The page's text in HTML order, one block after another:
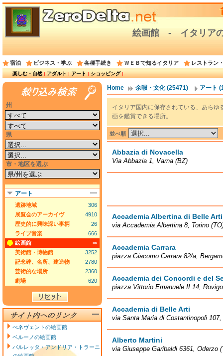
絵画館 ‐ イタリア
宿泊 ビジネス・学ぶ 各種手続き ＷＥＢで知るイタリア レストラン
楽しむ・自然|アダルト|アート|ショッピング|
Home 余暇・文化 (25471) アート
イタリア国内に保存されている、あら
画を鑑賞できる場所。
並べ順
Abbazia di Novacella
Via Abbazia 1, Varna (BZ)
Accademia Albertina di Belle Arti
via Accademia Albertina 8, Torino
Accademia Carrara
piazza Giacomo Carrara 82/a,
Accademia dei Concordi e del
piazza Vittorio Emanuele II 14,
Accademia di Belle Arti
via Santa Maria di Costantinopoli 107,
Alberto Martini
via Giuseppe Garibaldi 6361, Oderzo
州
県
市・地区を選ぶ
アート
遺跡地域
306
展覧会のアーカイヴ
4910
歴史的に興味深い事柄
26
ライブ音楽
666
絵画館
⇒
美術館・博物館
3252
記念碑、名所、建造物
2780
芸術的な場所
2360
劇場
620
べネヴェントの絵画館
ベルーノの絵画館
バルレッタ・アンドリア・トラーニ